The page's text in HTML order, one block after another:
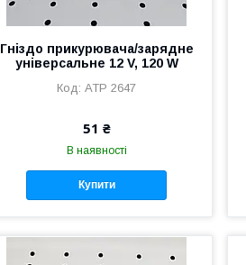
Гніздо прикурювача/зарядне
універсальне 12 V, 120 W
АТР 2647
51 ₴
В наявності
Купити